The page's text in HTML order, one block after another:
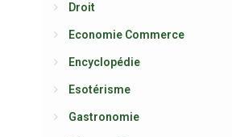
Droit
Economie Commerce
Encyclopédie
Esotérisme
Gastronomie